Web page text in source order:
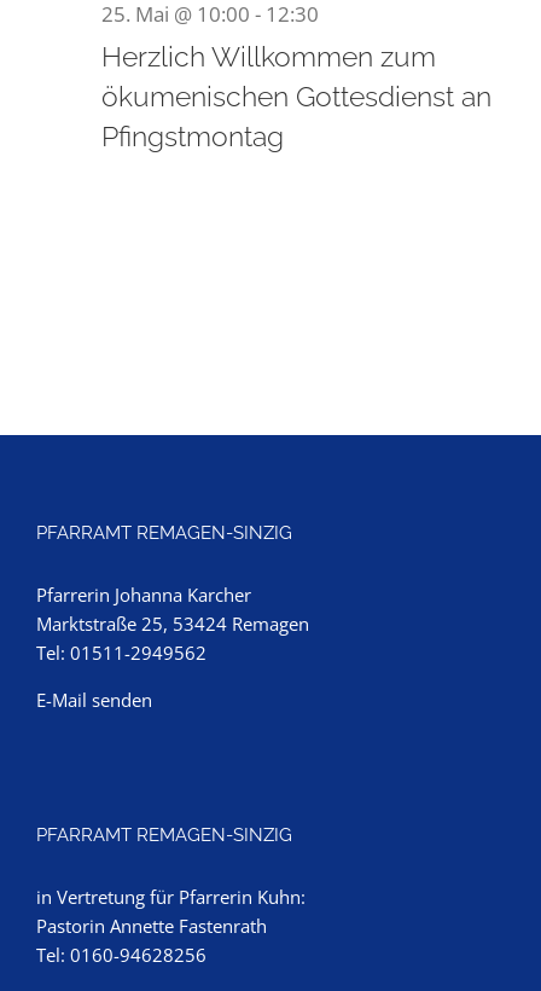
Herzlich Willkommen zum
ökumenischen Gottesdienst an
Pfingstmontag
25. Mai @ 10:00 - 12:30
PFARRAMT REMAGEN-SINZIG
Pfarrerin Johanna Karcher
Marktstraße 25, 53424 Remagen
Tel: 01511-2949562
E-Mail senden
PFARRAMT REMAGEN-SINZIG
in Vertretung für Pfarrerin Kuhn:
Pastorin Annette Fastenrath
Tel: 0160-94628256